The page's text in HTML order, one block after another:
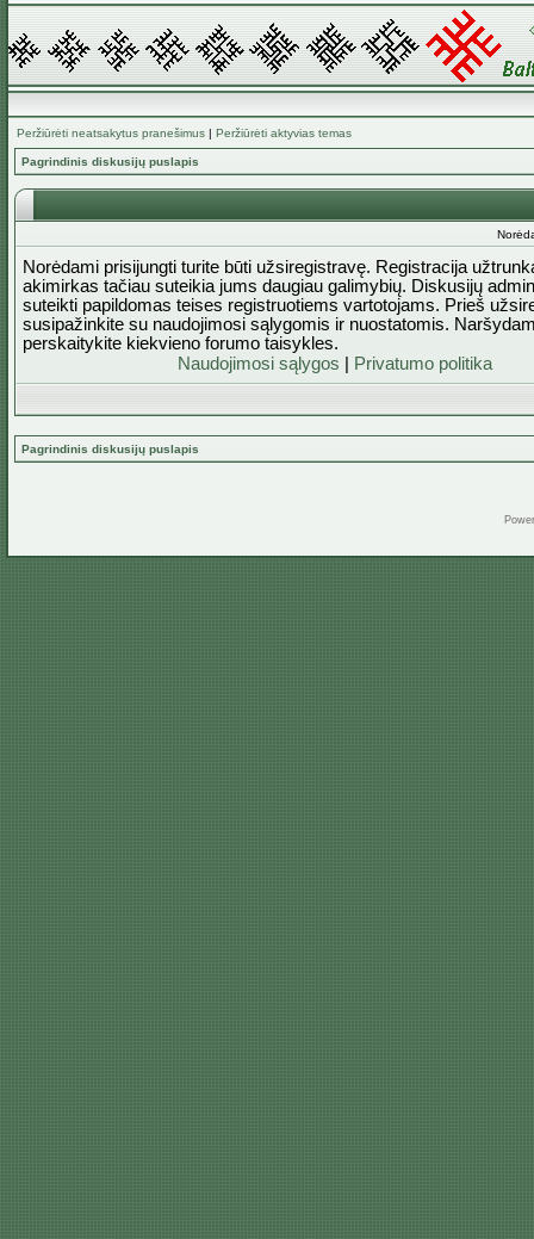
Peržiūrėti neatsakytus pranešimus | Peržiūrėti aktyvias temas
Pagrindinis diskusijų puslapis
Norėdami prisijungti turite būti užsiregistravę. Registracija
akimirkas tačiau suteikia jums daugiau galimybių. Diskusijų
suteikti papildomas teises registruotiems vartotojams. Prieš
susipažinkite su naudojimosi sąlygomis ir nuostatomis.
perskaitykite kiekvieno forumo taisykles.
Naudojimosi sąlygos
Privatumo politika
Pagrindinis diskusijų puslapis